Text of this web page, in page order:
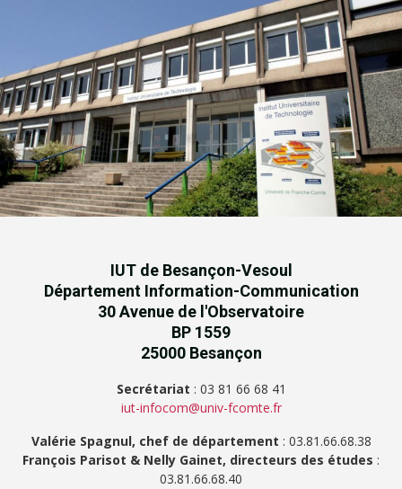
IUT de Besançon-Vesoul
Département Information-Communication
30 Avenue de l'Observatoire
BP 1559
25000 Besançon
Secrétariat : 03 81 66 68 41
iut-infocom@univ-fcomte.fr
Valérie Spagnul, chef de département : 03.81.66.68.38
François Parisot & Nelly Gainet, directeurs des études :
03.81.66.68.40